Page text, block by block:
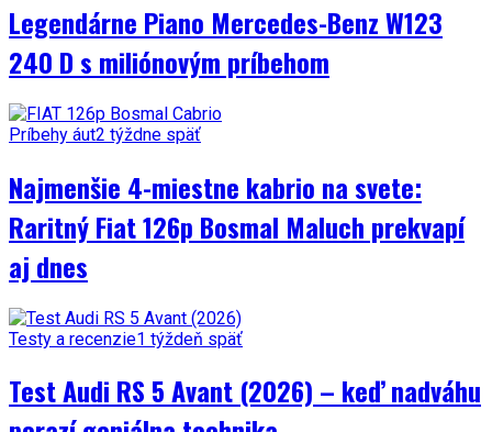
Legendárne Piano Mercedes-Benz W123
240 D s miliónovým príbehom
Príbehy áut2 týždne späť
Najmenšie 4-miestne kabrio na svete:
Raritný Fiat 126p Bosmal Maluch prekvapí
aj dnes
Testy a recenzie1 týždeň späť
Test Audi RS 5 Avant (2026) – keď nadváhu